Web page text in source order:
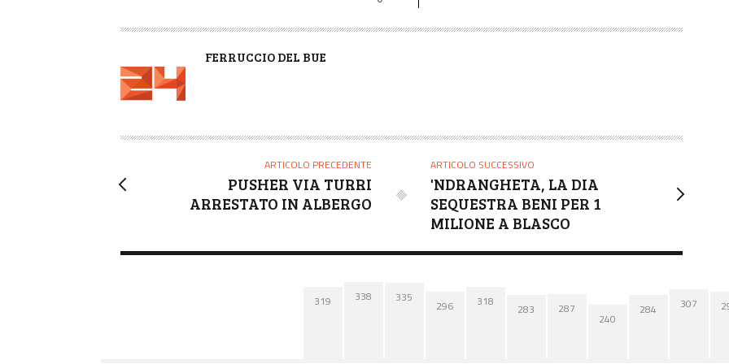
A
R
FERRUCCIO DEL BUE
ARTICOLO PRECEDENTE
PUSHER VIA TURRI
ARRESTATO IN ALBERGO
ARTICOLO SUCCESSIVO
'NDRANGHETA, LA DIA
SEQUESTRA BENI PER 1
MILIONE A BLASCO
319 338 335
296 318
283 287
240
284 307